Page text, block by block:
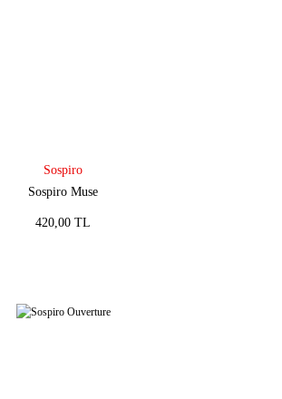
Sospiro
Sospiro Muse
420,00 TL